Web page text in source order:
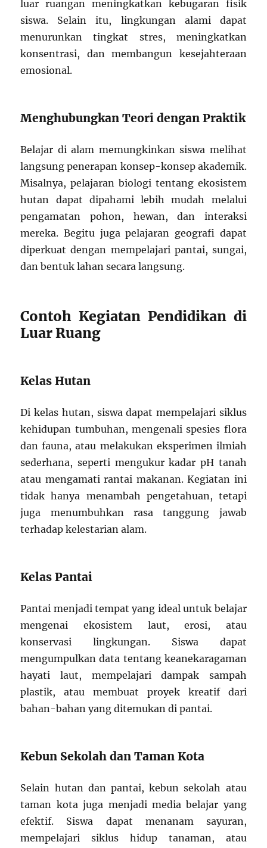
luar ruangan meningkatkan kebugaran fisik
siswa. Selain itu, lingkungan alami dapat
menurunkan tingkat stres, meningkatkan
konsentrasi, dan membangun kesejahteraan
emosional.
Menghubungkan Teori dengan Praktik
Belajar di alam memungkinkan siswa melihat
langsung penerapan konsep-konsep akademik.
Misalnya, pelajaran biologi tentang ekosistem
hutan dapat dipahami lebih mudah melalui
pengamatan pohon, hewan, dan interaksi
mereka. Begitu juga pelajaran geografi dapat
diperkuat dengan mempelajari pantai, sungai,
dan bentuk lahan secara langsung.
Contoh Kegiatan Pendidikan di
Luar Ruang
Kelas Hutan
Di kelas hutan, siswa dapat mempelajari siklus
kehidupan tumbuhan, mengenali spesies flora
dan fauna, atau melakukan eksperimen ilmiah
sederhana, seperti mengukur kadar pH tanah
atau mengamati rantai makanan. Kegiatan ini
tidak hanya menambah pengetahuan, tetapi
juga menumbuhkan rasa tanggung jawab
terhadap kelestarian alam.
Kelas Pantai
Pantai menjadi tempat yang ideal untuk belajar
mengenai ekosistem laut, erosi, atau
konservasi lingkungan. Siswa dapat
mengumpulkan data tentang keanekaragaman
hayati laut, mempelajari dampak sampah
plastik, atau membuat proyek kreatif dari
bahan-bahan yang ditemukan di pantai.
Kebun Sekolah dan Taman Kota
Selain hutan dan pantai, kebun sekolah atau
taman kota juga menjadi media belajar yang
efektif. Siswa dapat menanam sayuran,
mempelajari siklus hidup tanaman, atau